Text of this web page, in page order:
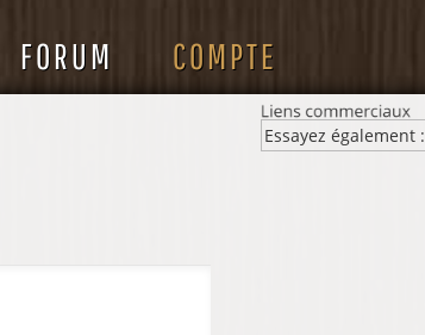
FORUM COMPTE
Essayez également :